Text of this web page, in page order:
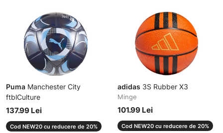
Puma Manchester City
ftblCulture
Minge
137.99 Lei
Cod NEW20 cu reducere de 20%
adidas 3S Rubber X3
Minge
101.99 Lei
Cod NEW20 cu reducere de 20%